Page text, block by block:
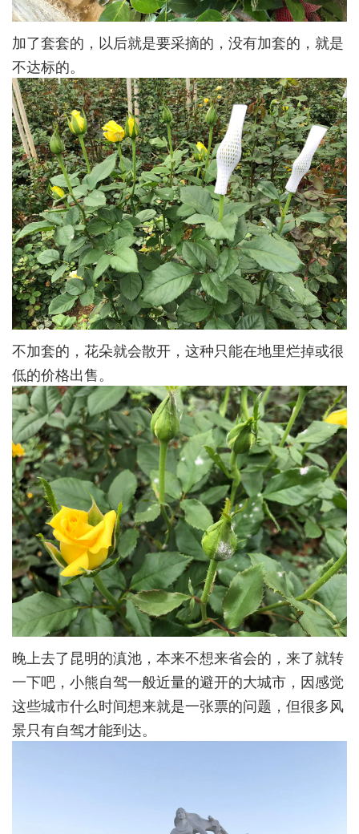
加了套套的，以后就是要采摘的，没有加套的，就是
不达标的。
不加套的，花朵就会散开，这种只能在地里烂掉或很
低的价格出售。
晚上去了昆明的滇池，本来不想来省会的，来了就转
一下吧，小熊自驾一般近量的避开的大城市，因感觉
这些城市什么时间想来就是一张票的问题，但很多风
景只有自驾才能到达。